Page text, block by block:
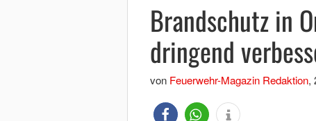
Brandschutz in
dringend
von Feuerwehr-Magazin Redaktion,